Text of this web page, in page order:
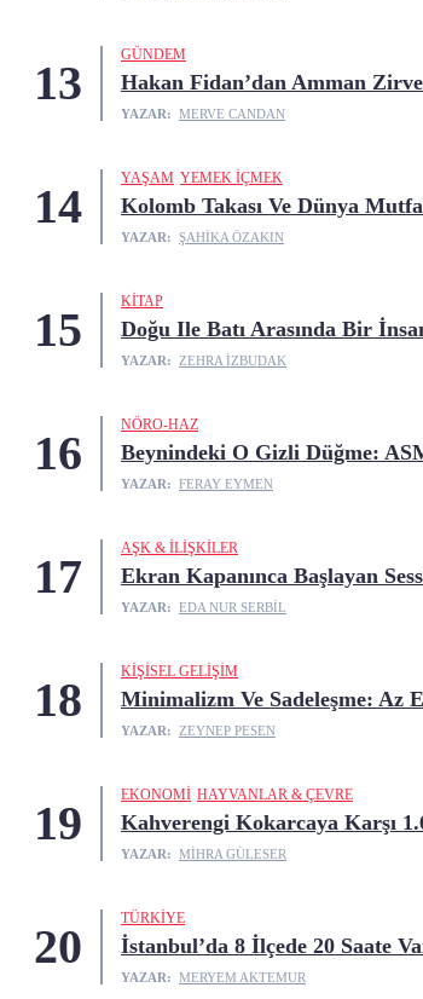
13
GÜNDEM
Hakan Fidan’dan Amman
YAZAR: MERVE CANDAN
14
YAŞAM YEMEK İÇMEK
Kolomb Takası Ve Dünya
YAZAR: ŞAHIKA ÖZAKIN
15
KITAP
Doğu Ile Batı Arasında Bir
YAZAR: ZEHRA İZBUDAK
16
NÖRO-HAZ
Beynindeki O Gizli Düğme:
YAZAR: FERAY EYMEN
17
AŞK & İLIŞKILER
Ekran Kapanınca Başlayan
YAZAR: EDA NUR SERBIL
18
KIŞISEL GELIŞIM
Minimalizm Ve Sadeleşme: Az
YAZAR: ZEYNEP PESEN
19
EKONOMI HAYVANLAR & ÇEVRE
Kahverengi Kokarcaya Karşı
YAZAR: MIHRA GÜLESER
20
TÜRKIYE
İstanbul’da 8 İlçede 20 Saate
YAZAR: MERYEM AKTEMUR